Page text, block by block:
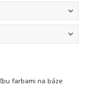
farbami na báze